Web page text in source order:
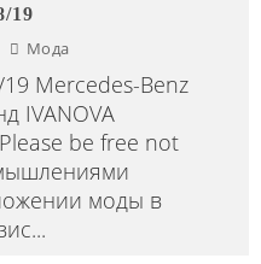
19
Мода
Mercedes-Benz
IVANOVA
be free not
моды в
...